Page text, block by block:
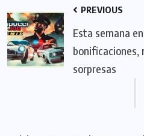
PREVIOUS
Esta semana
bonificaciones,
sorpresas